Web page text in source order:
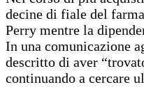
decine di fiale del
Perry mentre la
In una comunicazione
descritto di aver
continuando a cercare